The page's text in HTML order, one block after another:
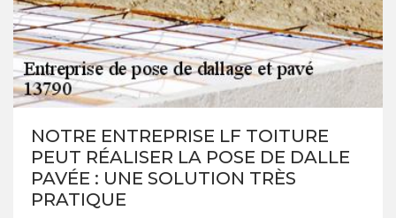
NOTRE ENTREPRISE LF TOITURE
PEUT RÉALISER LA POSE DE DALLE
PAVÉE : UNE SOLUTION TRÈS
PRATIQUE